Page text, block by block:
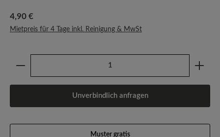
Regulärer Preis:
4,90 €
Mietpreis für 4 Tage inkl. Reinigung & MwSt
Produkt Anzahl: Gib den gewünschten Wert ein
Unverbindlich anfragen
Muster gratis